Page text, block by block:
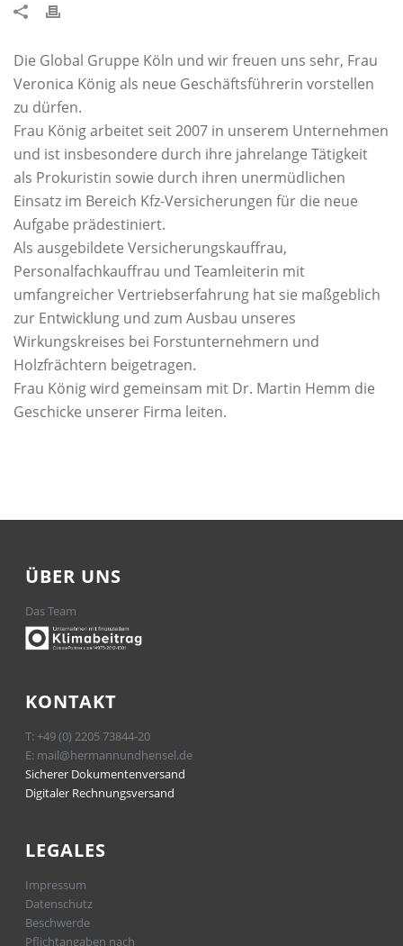
Die Global Gruppe Köln und wir freuen uns sehr, Frau
Veronica König als neue Geschäftsführerin vorstellen
zu dürfen.
Frau König arbeitet seit 2007 in unserem Unternehmen
und ist insbesondere durch ihre jahrelange Tätigkeit
als Prokuristin sowie durch ihren unermüdlichen
Einsatz im Bereich Kfz-Versicherungen für die neue
Aufgabe prädestiniert.
Als ausgebildete Versicherungskauffrau,
Personalfachkauffrau und Teamleiterin mit
umfangreicher Vertriebserfahrung hat sie maßgeblich
zur Entwicklung und zum Ausbau unseres
Wirkungskreises bei Forstunternehmern und
Holzfrächtern beigetragen.
Frau König wird gemeinsam mit Dr. Martin Hemm die
Geschicke unserer Firma leiten.
ÜBER UNS
Das Team
KONTAKT
T: +49 (0) 2205 73844-20
E: mail@hermannundhensel.de
Sicherer Dokumentenversand
Digitaler Rechnungsversand
LEGALES
Impressum
Datenschutz
Beschwerde
Pflichtangaben nach